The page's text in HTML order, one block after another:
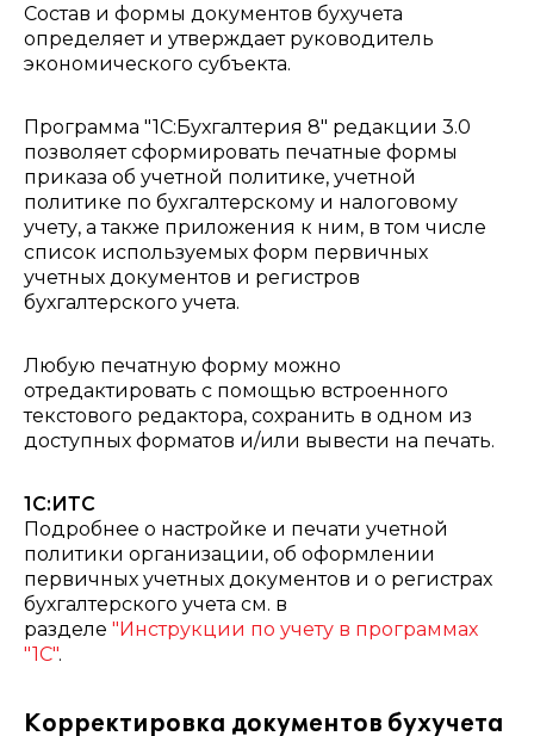
Состав и формы документов бухучета
определяет и утверждает руководитель
экономического субъекта.
Программа "1С:Бухгалтерия 8" редакции 3.0
позволяет сформировать печатные формы
приказа об учетной политике, учетной
политике по бухгалтерскому и налоговому
учету, а также приложения к ним, в том числе
список используемых форм первичных
учетных документов и регистров
бухгалтерского учета.
Любую печатную форму можно
отредактировать с помощью встроенного
текстового редактора, сохранить в одном из
доступных форматов и/или вывести на печать.
1С:ИТС
Подробнее о настройке и печати учетной
политики организации, об оформлении
первичных учетных документов и о регистрах
бухгалтерского учета см. в
разделе "Инструкции по учету в программах
"1С".
Корректировка документов бухучета